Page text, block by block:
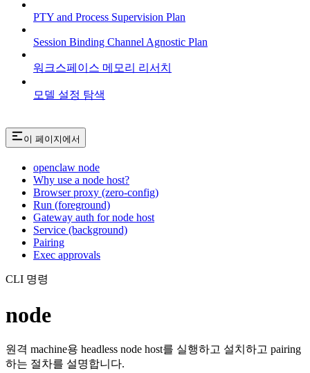
PTY and Process Supervision Plan
Session Binding Channel Agnostic Plan
워크스페이스 메모리 리서치
모델 설정 탐색
이 페이지에서
openclaw node
Why use a node host?
Browser proxy (zero-config)
Run (foreground)
Gateway auth for node host
Service (background)
Pairing
Exec approvals
CLI 명령
node
원격 machine용 headless node host를 실행하고 설치하고 pairing
하는 절차를 설명합니다.